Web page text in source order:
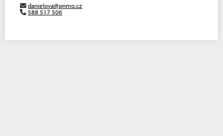
danielova@pnmo.cz
588 517 506